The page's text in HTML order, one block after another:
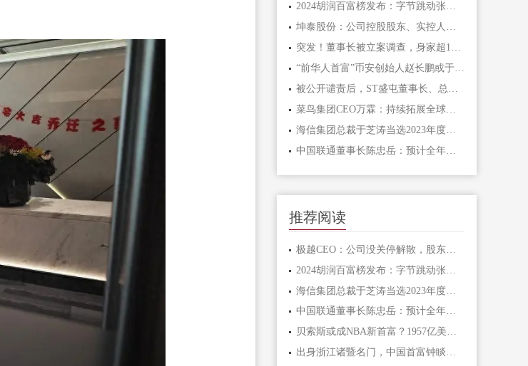
2024胡润百富榜发布：字节跳动张一鸣成为中国首富，宗馥莉为中国女首富
坤泰股份：公司控股股东、实控人、董事长婚姻关系解除，不涉及公司股份分割与重新分配等事项
突发！董事长被立案调查，身家超160亿
“前华人首富”币安创始人赵长鹏或于周五提前获释，此前被判四个月监禁
被公开谴责后，ST盛屯董事长、总经理、财务总监、董秘集体辞职
菜鸟集团CEO万霖：持续拓展全球物流网络，服务好阿里电商和开放市场
海信集团总裁于芝涛当选2023年度青岛经济人物
中国联通董事长陈忠岳：预计全年将形成5亿元的数据资产
推荐阅读
极越CEO：公司没关停解散，股东愿意承担员工离职赔偿，正在争取员工与股东直接对话
海信集团总裁于芝涛当选2023年度青岛经济人物
中国联通董事长陈忠岳：预计全年将形成5亿元的数据资产
贝索斯或成NBA新首富？1957亿美元净资产直指凯尔特人收购球队
出身浙江诸暨名门，中国首富钟睒睒为什么说自己做了17年农民？